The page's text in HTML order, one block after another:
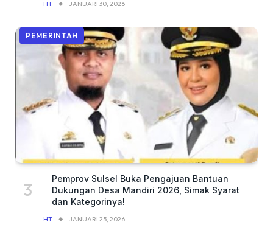
HT JANUARI 30, 2026
PEMERINTAH
Pemprov Sulsel Buka Pengajuan Bantuan
Dukungan Desa Mandiri 2026, Simak Syarat
dan Kategorinya!
HT JANUARI 25, 2026